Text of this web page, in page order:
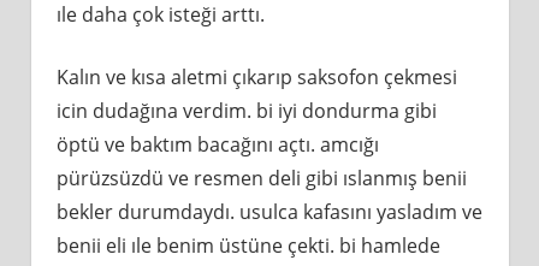
ıle daha çok isteği arttı.
Kalın ve kısa aletmi çıkarıp saksofon çekmesi
icin dudağına verdim. bi iyi dondurma gibi
öptü ve baktım bacağını açtı. amcığı
pürüzsüzdü ve resmen deli gibi ıslanmış benii
bekler durumdaydı. usulca kafasını yasladım ve
benii eli ıle benim üstüne çekti. bi hamlede